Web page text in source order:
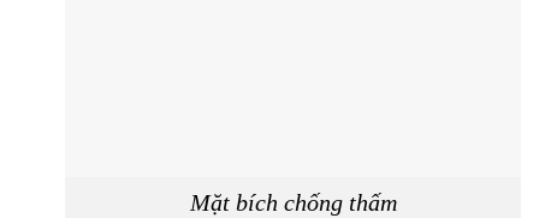
Mặt bích chống thấm